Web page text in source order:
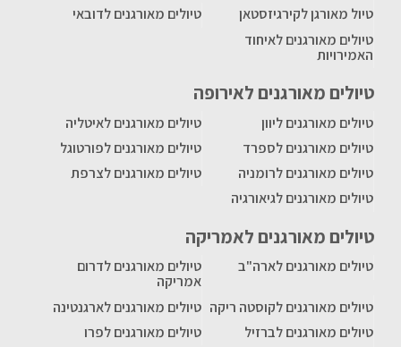
טיול מאורגן לקירגיזסטאן
טיולים מאורגנים לדובאי
טיולים מאורגנים לאיחוד
האמירויות
טיולים מאורגנים לאירופה
טיולים מאורגנים ליוון
טיולים מאורגנים לאיטליה
טיולים מאורגנים לספרד
טיולים מאורגנים לפורטוגל
טיולים מאורגנים לרומניה
טיולים מאורגנים לצרפת
טיולים מאורגנים לגיאורגיה
טיולים מאורגנים לאמריקה
טיולים מאורגנים לארה"ב
טיולים מאורגנים לדרום
אמריקה
טיולים מאורגנים לקוסטה ריקה טיולים מאורגנים לארגנטינה
טיולים מאורגנים לברזיל
טיולים מאורגנים לפרו